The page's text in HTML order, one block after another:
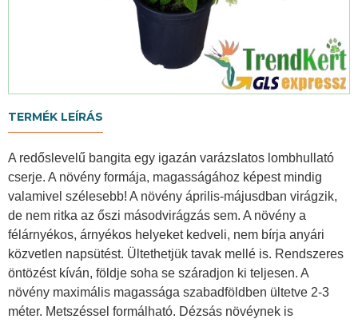
TERMÉK LEÍRÁS
A redőslevelű bangita egy igazán varázslatos lombhullató
cserje. A növény formája, magasságához képest mindig
valamivel szélesebb! A növény április-májusdban virágzik,
de nem ritka az őszi másodvirágzás sem. A növény a
félárnyékos, árnyékos helyeket kedveli, nem bírja anyári
közvetlen napsütést. Ültethetjük tavak mellé is. Rendszeres
öntözést kíván, földje soha se száradjon ki teljesen. A
növény maximális magassága szabadföldben ültetve 2-3
méter. Metszéssel formálható. Dézsás növéynek is